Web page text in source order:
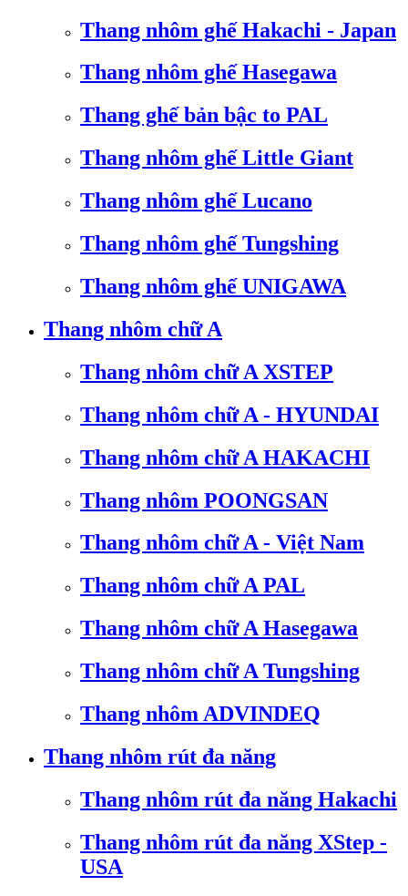
Thang nhôm ghế Hakachi - Japan
Thang nhôm ghế Hasegawa
Thang ghế bản bậc to PAL
Thang nhôm ghế Little Giant
Thang nhôm ghế Lucano
Thang nhôm ghế Tungshing
Thang nhôm ghế UNIGAWA
Thang nhôm chữ A
Thang nhôm chữ A XSTEP
Thang nhôm chữ A - HYUNDAI
Thang nhôm chữ A HAKACHI
Thang nhôm POONGSAN
Thang nhôm chữ A - Việt Nam
Thang nhôm chữ A PAL
Thang nhôm chữ A Hasegawa
Thang nhôm chữ A Tungshing
Thang nhôm ADVINDEQ
Thang nhôm rút đa năng
Thang nhôm rút đa năng Hakachi
Thang nhôm rút đa năng XStep -
USA